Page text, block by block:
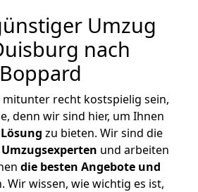
Umzug
nach
Boppard
recht kostspielig sein,
denn wir sind hier, um Ihnen
Lösung zu bieten. Wir sind die
und arbeiten
die besten Angebote und
Wir wissen, wie wichtig es ist,